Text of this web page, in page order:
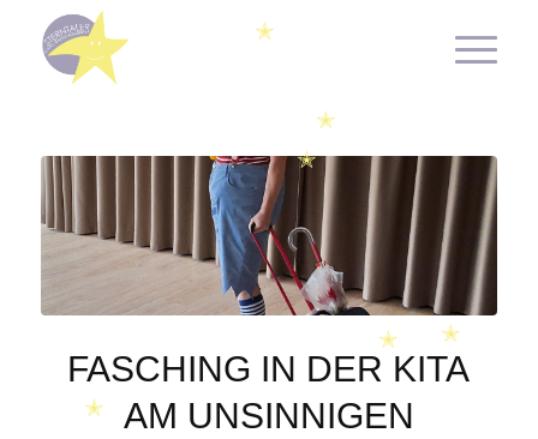
FASCHING IN DER KITA
AM UNSINNIGEN
✭
✭
✭